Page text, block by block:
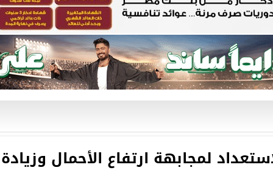
لمجابهة ارتفاع الأحمال وزيادة